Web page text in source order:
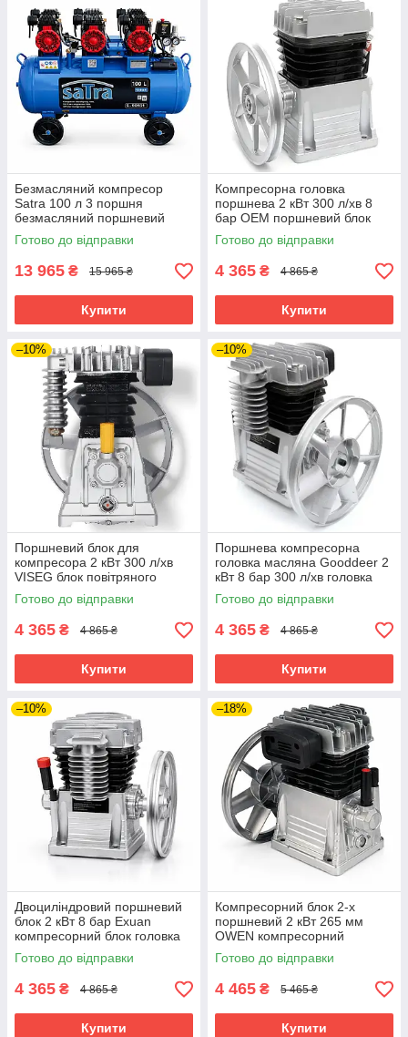
Безмасляний компресор
Satra 100 л 3 поршня
безмасляний поршневий
компресор компресор
безмасляний для малярних
Готово до відправки
13 965 ₴ 15 965 ₴
Купити
Компресорна головка
поршнева 2 кВт 300 л/хв 8
бар OEM поршневий блок
для компресора
двоциліндровий поршневий
Готово до відправки
4 365 ₴ 4 865 ₴
Купити
–10%
Поршневий блок для
компресора 2 кВт 300 л/хв
VISEG блок повітряного
компресора поршневий
масляна головка для
Готово до відправки
4 365 ₴ 4 865 ₴
Купити
–10%
Поршнева компресорна
головка масляна Gooddeer 2
кВт 8 бар 300 л/хв головка
компресора поршневого типу
двоциліндровий блок
Готово до відправки
4 365 ₴ 4 865 ₴
Купити
–10%
Двоциліндровий поршневий
блок 2 кВт 8 бар Exuan
компресорний блок головка
для компресора
Готово до відправки
4 365 ₴ 4 865 ₴
Купити
–18%
Компресорний блок 2-х
поршневий 2 кВт 265 мм
OWEN компресорний
поршневой блок повітряний
головка для компресора
Готово до відправки
4 465 ₴ 5 465 ₴
Купити